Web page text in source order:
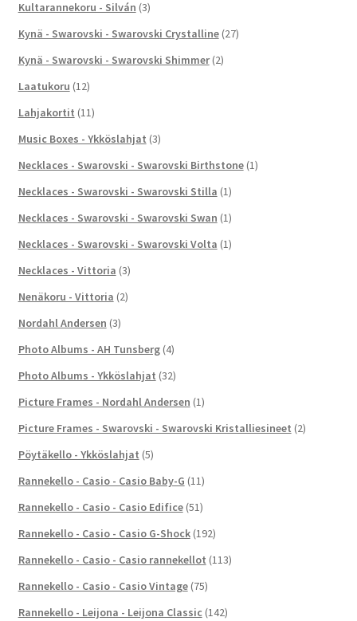
Kultarannekoru - Silván (3)
Kynä - Swarovski - Swarovski Crystalline (27)
Kynä - Swarovski - Swarovski Shimmer (2)
Laatukoru (12)
Lahjakortit (11)
Music Boxes - Ykköslahjat (3)
Necklaces - Swarovski - Swarovski Birthstone (1)
Necklaces - Swarovski - Swarovski Stilla (1)
Necklaces - Swarovski - Swarovski Swan (1)
Necklaces - Swarovski - Swarovski Volta (1)
Necklaces - Vittoria (3)
Nenäkoru - Vittoria (2)
Nordahl Andersen (3)
Photo Albums - AH Tunsberg (4)
Photo Albums - Ykköslahjat (32)
Picture Frames - Nordahl Andersen (1)
Picture Frames - Swarovski - Swarovski Kristalliesineet (2)
Pöytäkello - Ykköslahjat (5)
Rannekello - Casio - Casio Baby-G (11)
Rannekello - Casio - Casio Edifice (51)
Rannekello - Casio - Casio G-Shock (192)
Rannekello - Casio - Casio rannekellot (113)
Rannekello - Casio - Casio Vintage (75)
Rannekello - Leijona - Leijona Classic (142)